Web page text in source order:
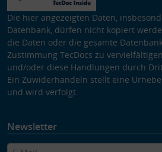
Die hier angezeigten Daten,
Datenbank, dürfen nicht kopiert
die Daten oder die gesamte
Zustimmung TecDocs zu
und/oder diese Handlungen durch
Ein Zuwiderhandeln stellt eine
und wird verfolgt.
Newsletter